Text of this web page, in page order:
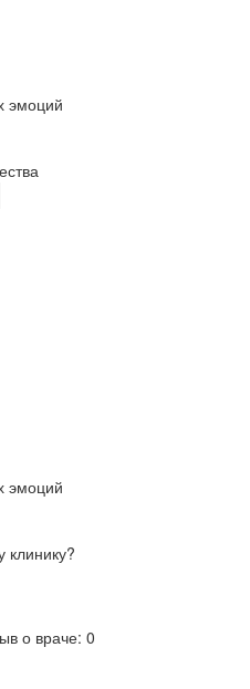
эмоций
эмоций
клинику?
о враче: 0